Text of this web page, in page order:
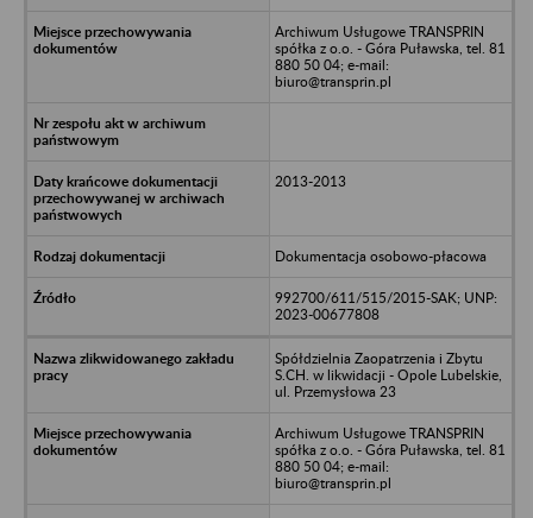
Archiwum Usługowe TRANSPRIN
spółka z o.o. - Góra Puławska, tel. 81
880 50 04; e-mail:
biuro@transprin.pl
2013-2013
Dokumentacja osobowo-płacowa
992700/611/515/2015-SAK; UNP:
2023-00677808
Spółdzielnia Zaopatrzenia i Zbytu
S.CH. w likwidacji - Opole Lubelskie,
ul. Przemysłowa 23
Archiwum Usługowe TRANSPRIN
spółka z o.o. - Góra Puławska, tel. 81
880 50 04; e-mail:
biuro@transprin.pl